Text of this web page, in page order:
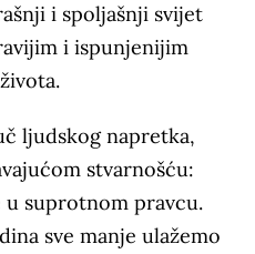
i spoljašnji svijet
i ispunjenijim
ljudskog napretka,
stvarnošću:
suprotnom pravcu.
sve manje ulažemo